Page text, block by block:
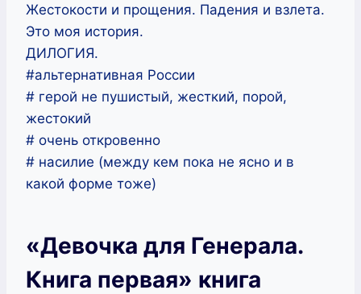
Жестокости и прощения. Падения и взлета.
Это моя история.
ДИЛОГИЯ.
#альтернативная России
# герой не пушистый, жесткий, порой,
жестокий
# очень откровенно
# насилие (между кем пока не ясно и в
какой форме тоже)
«Девочка для Генерала.
Книга первая» книга